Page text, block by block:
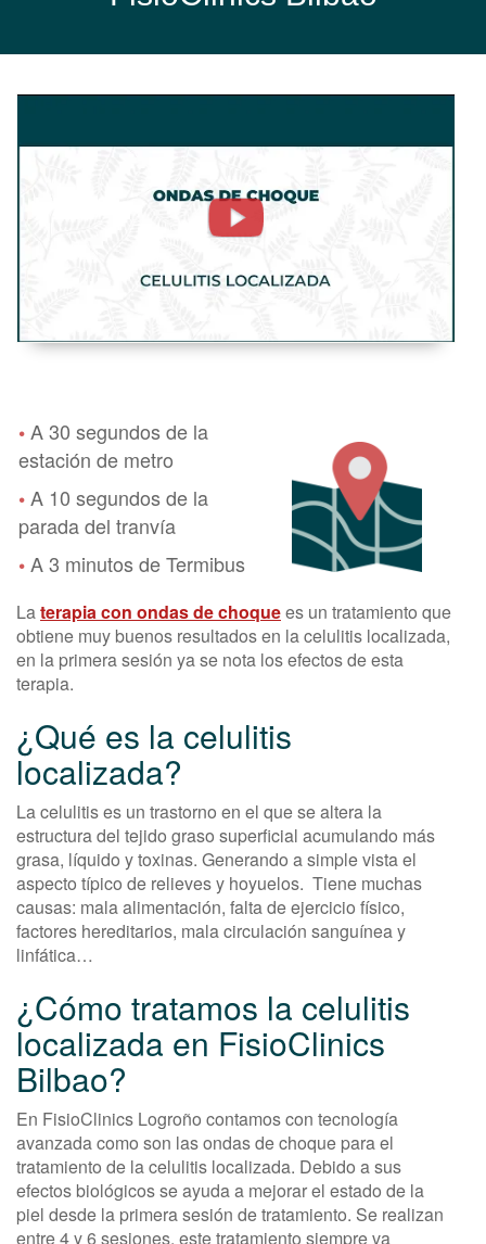
Celulitis
Localizada.
Bilbao,
•A 30 segundos de la
estación de metro
•A 10 segundos de la
parada del tranvía
•A 3 minutos de Termibus
Laterapia con ondas de choquees un tratamiento que
obtiene muy buenos resultados en la celulitis localizada,
en la primera sesión ya se nota los efectos de esta
terapia.
¿Qué es la celulitis
localizada?
La celulitis es un trastorno en el que se altera la
estructura del tejido graso superficial acumulando más
grasa, líquido y toxinas. Generando a simple vista el
aspecto típico de relieves y hoyuelos. Tiene muchas
causas: mala alimentación, falta de ejercicio físico,
factores hereditarios, mala circulación sanguínea y
linfática…
¿Cómo tratamos la celulitis
localizada en FisioClinics
Bilbao?
En FisioClinics Logroño contamos con tecnología
avanzada como son las ondas de choque para el
tratamiento de la celulitis localizada. Debido a sus
efectos biológicos se ayuda a mejorar el estado de la
piel desde la primera sesión de tratamiento. Se realizan
entre 4 y 6 sesiones, este tratamiento siempre va